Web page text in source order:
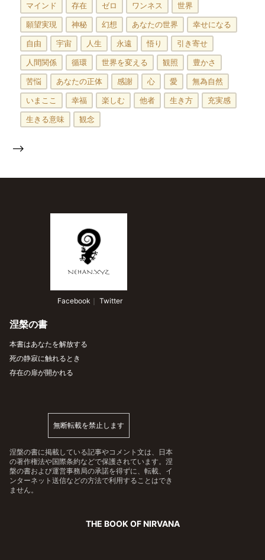
マインド
存在 ゼロ ワンネス
世界
願望実現
神秘 幻想 あなたの世界
幸せになる
自由
宇宙 人生 永遠 悟り
引き寄せ
人間関係
循環 世界を変える 観照
豊かさ
苦悩
あなたの正体 感謝 心 愛
無為自然
いまここ
幸福 楽しむ 他者 生き方
充実感
生きる意味
観念
-->
Facebook ｜ Twitter
涅槃の書
本書はあなたを解放する
死の静寂に触れるとき
存在の扉が開かれる
無断転載を禁止します
涅槃の書に掲載している記事やコメント文は、日本
の著作権法や国際条約などで保護されています。涅
槃の書および運営事務局の承諾を得ずに、転載、イ
ンターネット送信などの方法で利用することはでき
ません。
THE BOOK OF NIRVANA